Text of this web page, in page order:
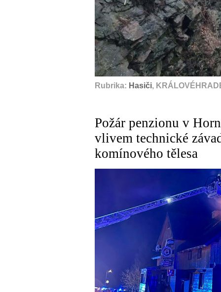
Rubrika: Hasiči,
Požár penzionu v
vlivem technické
komínového tělesa